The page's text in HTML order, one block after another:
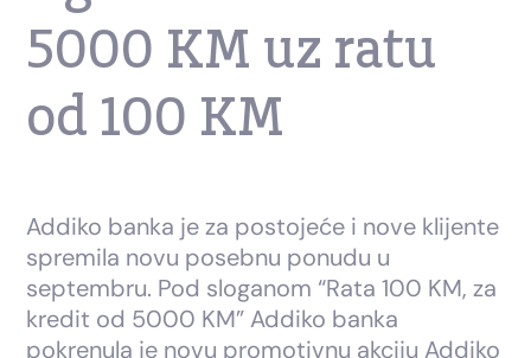
5000 KM uz ratu
od 100 KM
Addiko banka je za postojeće i nove klijente
spremila novu posebnu ponudu u
septembru. Pod sloganom “Rata 100 KM, za
kredit od 5000 KM” Addiko banka
pokrenula je novu promotivnu akciju Addiko